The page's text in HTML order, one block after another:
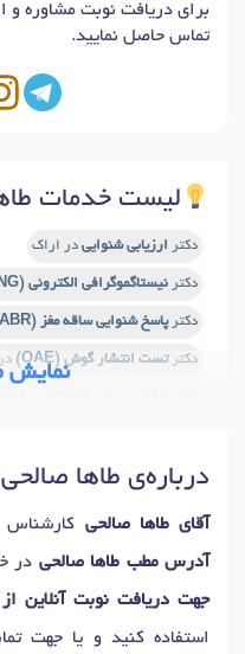
برای دریافت نوبت مشاوره و
تماس حاصل نمایید.
لیست خدمات
دکتر ارزیابی شنوایی در اراک
دکتر نیستاگموگرافی الکترونی (ENG)
دکترپاسخ شنوایی ساقه مغز (ABR)
دکترتست انتشار گوش (OAE)
نمایش
درباره‌ی طاها صالحی
آقای طاها صالحی
آدرس مطب طاها صالحی در
جهت دریافت نوبت آنلاین
استفاده کنید و یا جهت